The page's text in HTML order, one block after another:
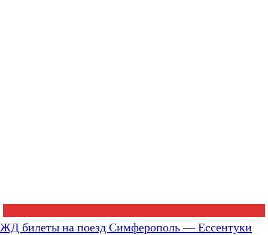
ЖД билеты на поезд Симферополь — Ессентуки